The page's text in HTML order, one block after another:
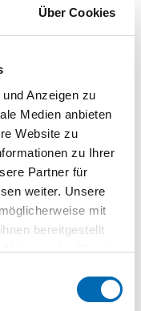
Über Cookies
Anzeigen zu
Medien anbieten
Website zu
zu Ihrer
Partner für
weiter. Unsere
mit
bereitgestellt
der Dienste